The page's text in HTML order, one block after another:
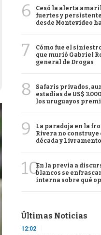
6
Cesó la alerta
fuertes y
desde Montevideo
7
Cómo fue el
que murió Gabriel
general de Drogas
8
Safaris privados,
estadías de US$
los uruguayos
9
La paradoja en la
Rivera no construye
década y
10En la previa a
blancos se
interna sobre qué
Últimas Noticias
12:02